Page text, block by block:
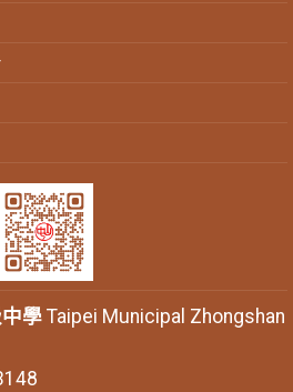
學Taipei Municipal Zhongshan